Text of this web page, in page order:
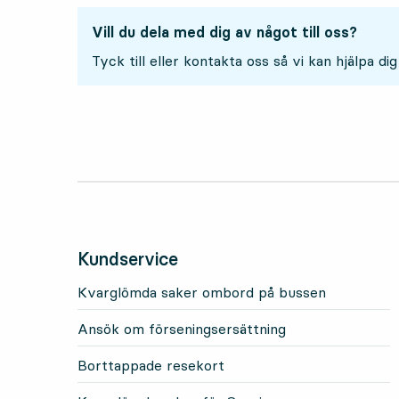
Vill du dela med dig av något till oss?
Tyck till eller kontakta oss så vi kan hjälpa
Kundservice
Kvarglömda saker ombord på bussen
Ansök om förseningsersättning
Borttappade resekort